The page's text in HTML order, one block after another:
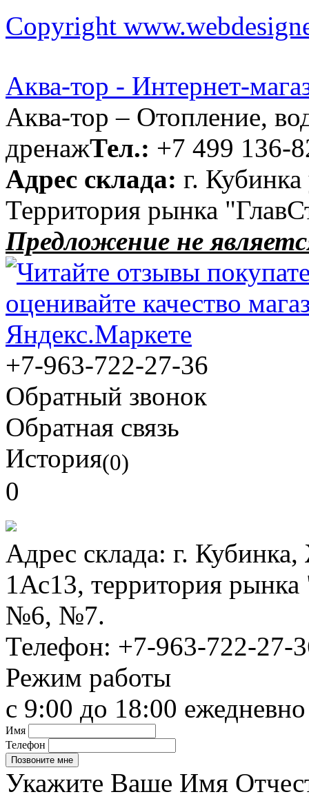
Copyright
Аква-тор - Интернет-
Аква-тор – Отопление,
дренажТел.: +7 499 136-
Адрес склада: г.
Территория рынка
Предложение не
+7-963-722-27-36
Обратный звонок
Обратная связь
История(0)
0
Адрес склада: г.
1Ас13, территория
№6, №7.
Телефон: +7-963-722-27-
Режим работы
с 9:00 до 18:00 ежедневно
Имя
Телефон
Укажите Ваше Имя